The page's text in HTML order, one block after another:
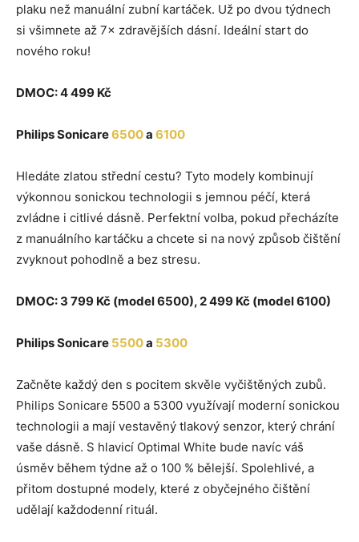
plaku než manuální zubní kartáček. Už po dvou týdnech
si všimnete až 7× zdravějších dásní. Ideální start do
nového roku!
DMOC: 4 499 Kč
Philips Sonicare6500a 6100
Hledáte zlatou střední cestu? Tyto modely kombinují
výkonnou sonickou technologii s jemnou péčí, která
zvládne i citlivé dásně. Perfektní volba, pokud přecházíte
z manuálního kartáčku a chcete si na nový způsob čištění
zvyknout pohodlně a bez stresu.
DMOC: 3 799 Kč (model 6500), 2 499 Kč (model 6100)
Philips Sonicare 5500a 5300
Začněte každý den s pocitem skvěle vyčištěných zubů.
Philips Sonicare 5500 a 5300 využívají moderní sonickou
technologii a mají vestavěný tlakový senzor, který chrání
vaše dásně. S hlavicí Optimal White bude navíc váš
úsměv během týdne až o 100 % bělejší. Spolehlivé, a
přitom dostupné modely, které z obyčejného čištění
udělají každodenní rituál.